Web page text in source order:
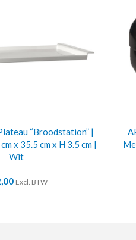
“Broodstation” |
x 35.5 cm x H 3.5 cm |
Wit
Excl. BTW